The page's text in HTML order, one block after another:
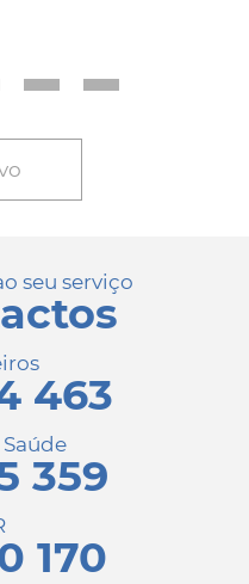
seu serviço
463
359
170